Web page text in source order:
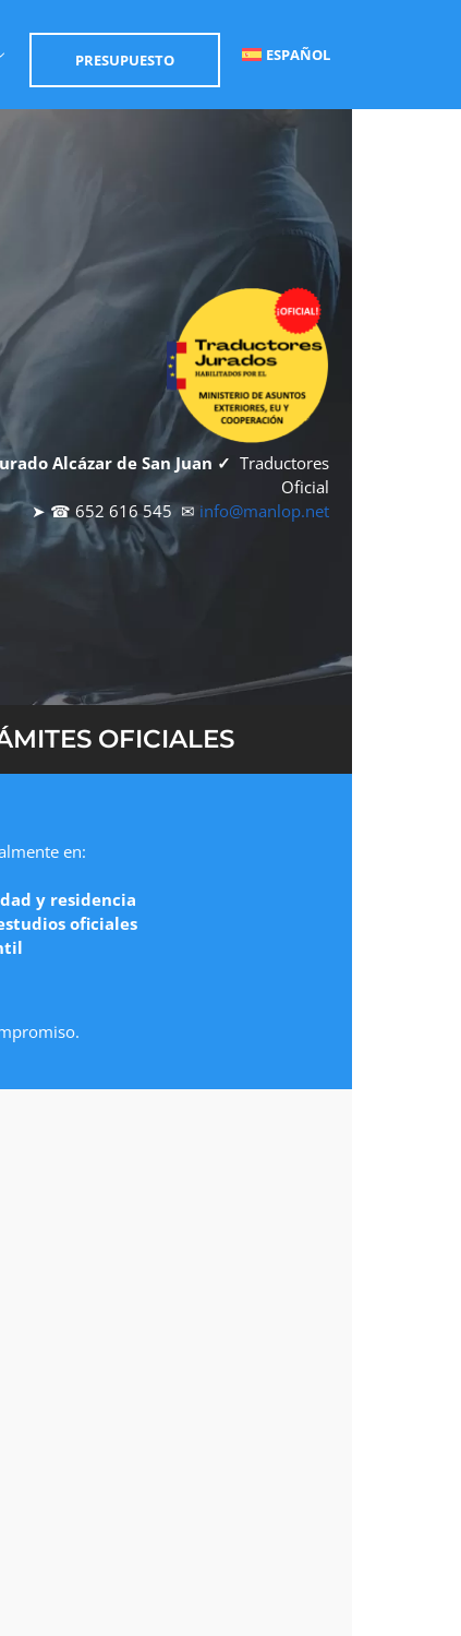
PRESUPUESTO ESPAÑOL
Alcázar de San Juan ✓ Traductores
Oficial
➤ ☎ 652 616 545 ✉ info@manlop.net
OFICIALES
en:
y residencia
oficiales